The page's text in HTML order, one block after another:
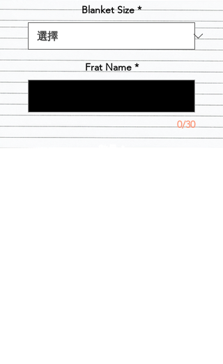
價
格
Blanket Size *
Frat Name *
0/30